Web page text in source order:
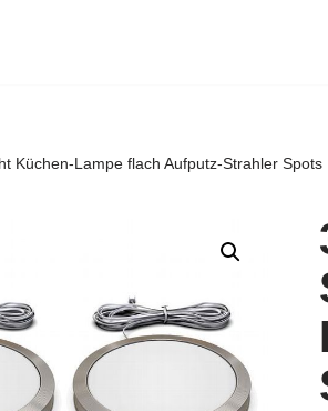
Küchen-Lampe flach Aufputz-Strahler Spots